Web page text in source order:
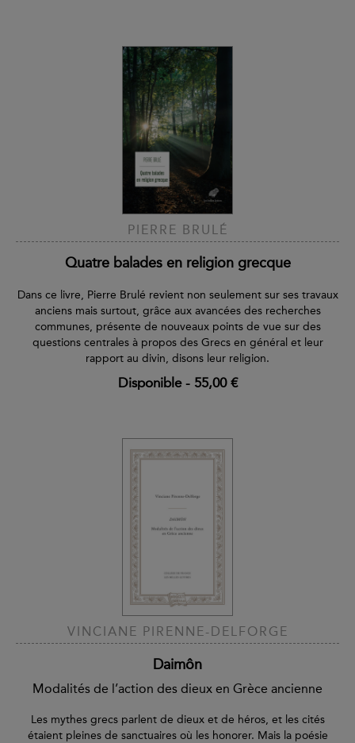
PIERRE BRULÉ
Quatre balades en religion grecque
Dans ce livre, Pierre Brulé revient non seulement sur ses travaux
anciens mais surtout, grâce aux avancées des recherches
communes, présente de nouveaux points de vue sur des
questions centrales à propos des Grecs en général et leur
rapport au divin, disons leur religion.
Disponible- 55,00 €
VINCIANE PIRENNE-DELFORGE
Daimôn
Modalités de l’action des dieux en Grèce ancienne
Les mythes grecs parlent de dieux et de héros, et les cités
étaient pleines de sanctuaires où les honorer. Mais la poésie